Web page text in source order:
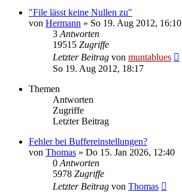
"File lässt keine Nullen zu"
von Hermann » So 19. Aug 2012, 16:10
3 Antworten
19515 Zugriffe
Letzter Beitrag von muntablues
So 19. Aug 2012, 18:17
Themen
Antworten
Zugriffe
Letzter Beitrag
Fehler bei Buffereinstellungen?
von Thomas » Do 15. Jan 2026, 12:40
0 Antworten
5978 Zugriffe
Letzter Beitrag von Thomas